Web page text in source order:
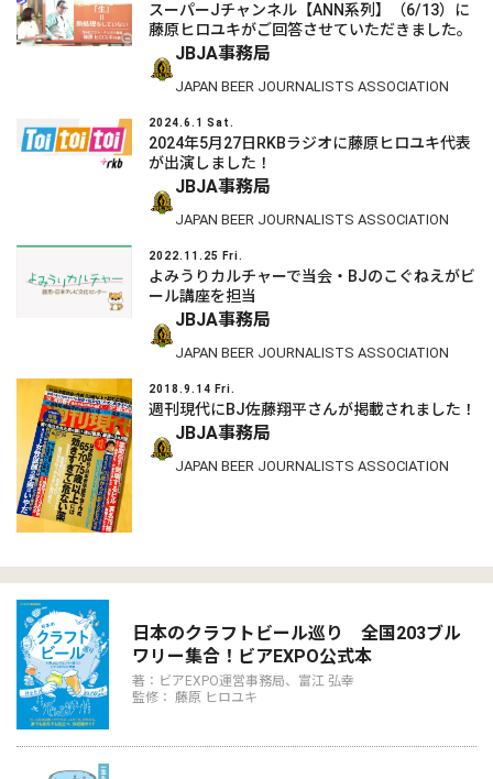
スーパーJチャンネル【ANN系列】（6/13）に
藤原ヒロユキがご回答させていただきました。
JBJA事務局
JAPAN BEER JOURNALISTS ASSOCIATION
2024.6.1 Sat.
2024年5月27日RKBラジオに藤原ヒロユキ代表
が出演しました！
JBJA事務局
JAPAN BEER JOURNALISTS ASSOCIATION
2022.11.25 Fri.
よみうりカルチャーで当会・BJのこぐねえがビ
ール講座を担当
JBJA事務局
JAPAN BEER JOURNALISTS ASSOCIATION
2018.9.14 Fri.
週刊現代にBJ佐藤翔平さんが掲載されました！
JBJA事務局
JAPAN BEER JOURNALISTS ASSOCIATION
日本のクラフトビール巡り 全国203ブル
ワリー集合！ビアEXPO公式本
著：ビアEXPO運営事務局、富江 弘幸
監修： 藤原 ヒロユキ